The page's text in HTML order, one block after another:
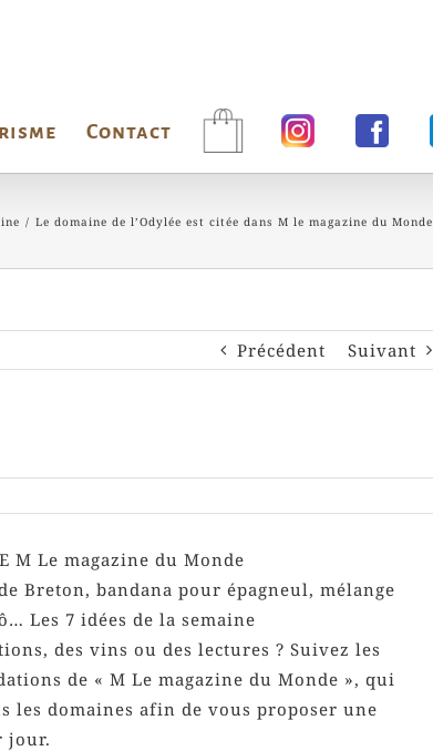
Contact
/ Le domaine de l’Odylée est citée dans M le magazine du Monde
Précédent Suivant
M Le magazine du Monde
Breton, bandana pour épagneul, mélange
Les 7 idées de la semaine
des vins ou des lectures ? Suivez les
de « M Le magazine du Monde », qui
les domaines afin de vous proposer une
jour.